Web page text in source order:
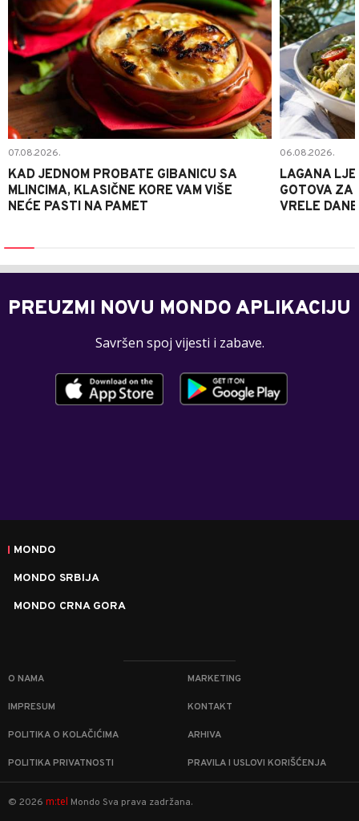
07.08.2026.
KAD JEDNOM PROBATE GIBANICU SA
MLINCIMA, KLASIČNE KORE VAM VIŠE
NEĆE PASTI NA PAMET
06.08.2026.
LAGANA
GOTOVA ZA
VRELE DANE
PREUZMI NOVU MONDO APLIKACIJU
Savršen spoj vijesti i zabave.
MONDO
MONDO SRBIJA
MONDO CRNA GORA
O NAMA MARKETING
IMPRESUM KONTAKT
POLITIKA O KOLAČIĆIMA ARHIVA
POLITIKA PRIVATNOSTI PRAVILA I USLOVI KORIŠĆENJA
© 2026 m:tel Mondo Sva prava zadržana.